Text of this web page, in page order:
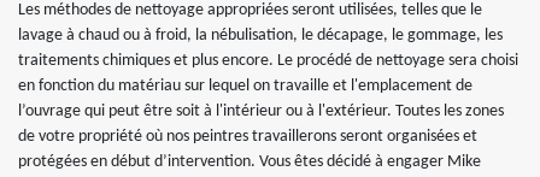
Les méthodes de nettoyage appropriées seront utilisées, telles que le
lavage à chaud ou à froid, la nébulisation, le décapage, le gommage, les
traitements chimiques et plus encore. Le procédé de nettoyage sera choisi
en fonction du matériau sur lequel on travaille et l'emplacement de
l’ouvrage qui peut être soit à l'intérieur ou à l'extérieur. Toutes les zones
de votre propriété où nos peintres travaillerons seront organisées et
protégées en début d’intervention. Vous êtes décidé à engager Mike